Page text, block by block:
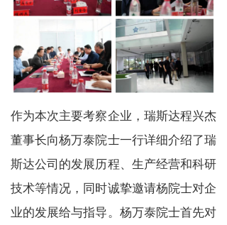
作为本次主要考察企业，瑞斯达程兴杰
董事长向杨万泰院士一行详细介绍了瑞
斯达公司的发展历程、生产经营和科研
技术等情况，同时诚挚邀请杨院士对企
业的发展给与指导。杨万泰院士首先对